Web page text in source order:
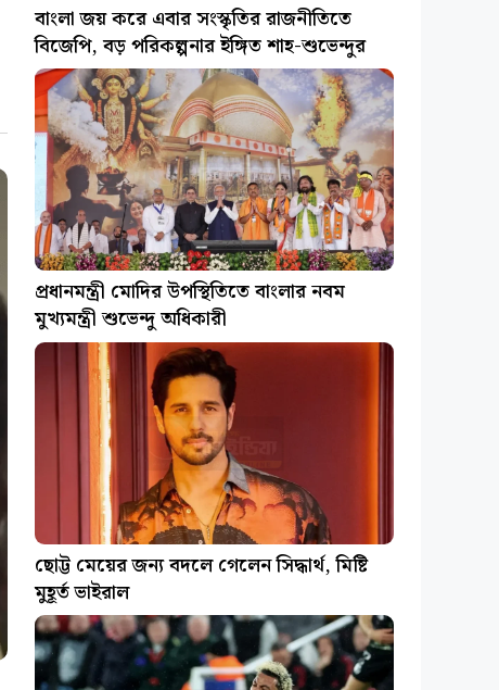
বাংলা জয় করে এবার সংস্কৃতির রাজনীতিতে
বিজেপি, বড় পরিকল্পনার ইঙ্গিত শাহ-শুভেন্দুর
প্রধানমন্ত্রী মোদির উপস্থিতিতে বাংলার নবম
মুখ্যমন্ত্রী শুভেন্দু অধিকারী
ছোট্ট মেয়ের জন্য বদলে গেলেন সিদ্ধার্থ, মিষ্টি
মুহূর্ত ভাইরাল